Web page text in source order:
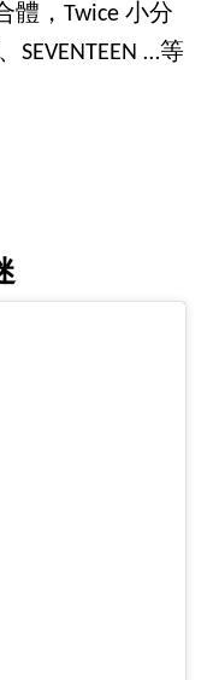
體，Twice 小分
SEVENTEEN …等